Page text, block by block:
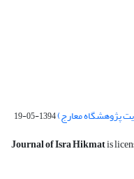
پژوهشگاه معارج)1394-05-19
Journal of Isra Hikmatis